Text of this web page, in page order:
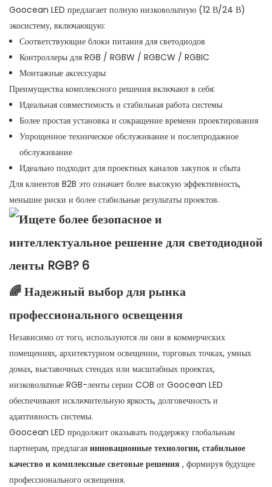
Goocean LED предлагает полную низковольтную (12 В/24 В)
экосистему, включающую:
Соответствующие блоки питания для светодиодов
Контроллеры для RGB / RGBW / RGBCW / RGBIC
Монтажные аксессуары
Преимущества комплексного решения включают в себя:
Идеальная совместимость и стабильная работа системы
Более простая установка и сокращение времени проектирования
Упрощенное техническое обслуживание и послепродажное
обслуживание
Идеально подходит для проектных каналов закупок и сбыта
Для клиентов B2B это означает более высокую эффективность,
меньшие риски и более стабильные результаты проектов.
🌈Надежный выбор для рынка
профессионального освещения
Независимо от того, используются ли они в коммерческих
помещениях, архитектурном освещении, торговых точках, умных
домах, выставочных стендах или масштабных проектах,
низковольтные RGB-ленты серии COB от Goocean LED
обеспечивают исключительную яркость, долговечность и
адаптивность системы.
Goocean LED продолжит оказывать поддержку глобальным
партнерам, предлагая инновационные технологии, стабильное
качество и комплексные световые решения , формируя будущее
профессионального освещения.